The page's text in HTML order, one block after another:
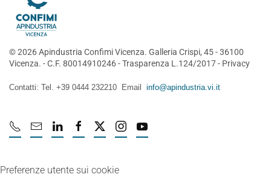
©2026Apindustria Confimi Vicenza. Galleria Crispi, 45 - 36100
Vicenza. - C.F. 80014910246 -Trasparenza L.124/2017- Privacy
Contatti: Tel. +39 0444 232210 Email info@apindustria.vi.it
Preferenze utente sui cookie